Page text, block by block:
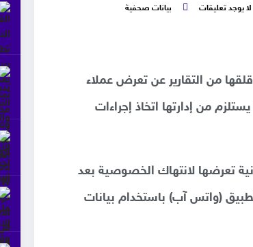
لا يوجد تعليقات بيانات صحفية
قلقها من التقارير عن تعرض عملاء
من إدارتها اتخاذ إجراءات
تعرضها لانتهاك الخصوصية بعد
(واتس آب) باستخدام بيانات